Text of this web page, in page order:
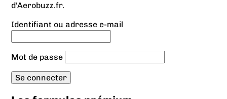
d'Aerobuzz.fr.
Identifiant ou adresse e-mail
Mot de passe